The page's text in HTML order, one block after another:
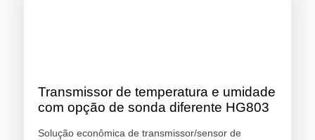
Transmissor de temperatura e umidade
com opção de sonda diferente HG803
Solução econômica de transmissor/sensor de